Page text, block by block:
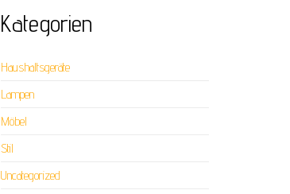
Kategorien
Haushaltsgeräte
Lampen
Möbel
Stil
Uncategorized